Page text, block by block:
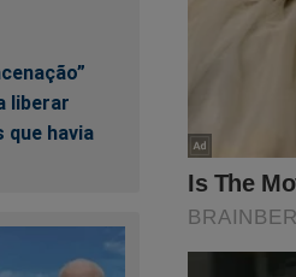
liberar
que havia